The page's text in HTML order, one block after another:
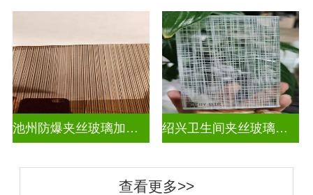
池州防爆夹丝玻璃加工厂 绍兴卫生间夹丝玻璃多少钱
查看更多>>